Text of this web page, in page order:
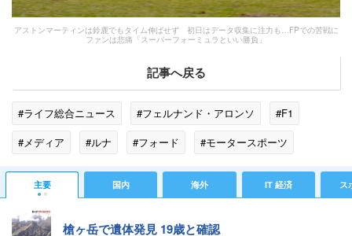
アストンマーティンは鈴鹿でもタイム伸ばせず 初日はデータ収集に注力も…FPでの苦戦に
ファンは悲痛「スーパーフォーミュラといい勝負」
記事へ戻る
#ライフ総合ニュース #フェルナンド・アロンソ
#F1
#メディア
#ルナ #フォード
#モータースポーツ
#鈴鹿
#セットアップ #ココカラ #P2
#ネクスト
#SNS
#オーストラリア #マクラーレン #ホンダ
主要 国内 海外 IT 経済 ス
槍ヶ岳で遺体発見 19歳と確認